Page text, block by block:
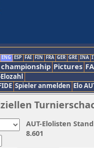
ENG ESP FAI FIN FRA GER GRE INA
championship Pictures
Spieler anmelden Elo
AUT-Elolisten
8.601